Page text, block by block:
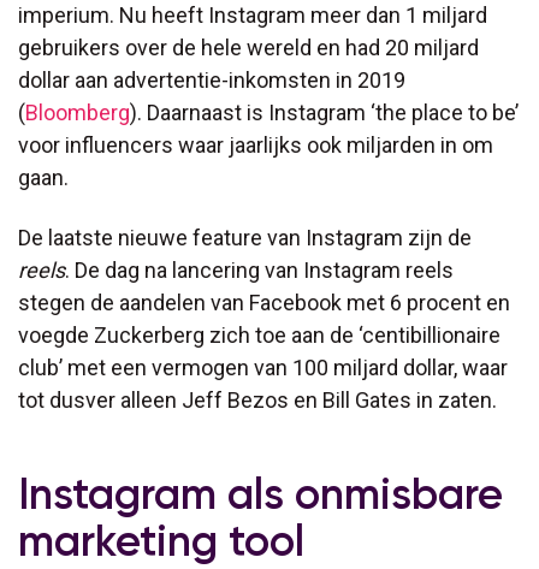
imperium. Nu heeft Instagram meer dan 1 miljard
gebruikers over de hele wereld en had 20 miljard
dollar aan advertentie-inkomsten in 2019
(Bloomberg). Daarnaast is Instagram ‘the place to be’
voor influencers waar jaarlijks ook miljarden in om
gaan.
De laatste nieuwe feature van Instagram zijn de
reels. De dag na lancering van Instagram reels
stegen de aandelen van Facebook met 6 procent en
voegde Zuckerberg zich toe aan de ‘centibillionaire
club’ met een vermogen van 100 miljard dollar, waar
tot dusver alleen Jeff Bezos en Bill Gates in zaten.
Instagram als onmisbare
marketing tool